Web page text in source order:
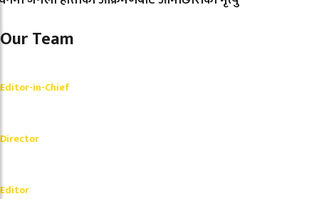
Our Team
Editor-in-Chief
Director
Editor